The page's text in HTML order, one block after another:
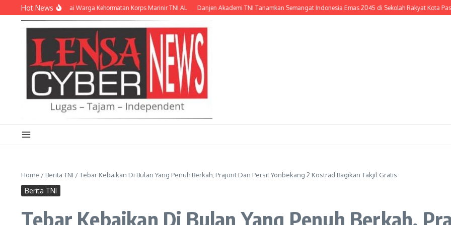
Lewati ke konten
Hot News
sebagai Warga Kehormatan Korps Marinir TNI AL Danjen Akademi TNI Tanamkan Semangat Indonesia Emas 2045 di Sekolah Rakyat Kota
Home / Berita TNI /Tebar Kebaikan Di Bulan Yang Penuh Berkah, Prajurit Dan Persit Yonbekang 2 Kostrad Bagikan Takjil Gratis
Berita TNI
Tebar Kebaikan Di Bulan Yang Penuh Berkah,